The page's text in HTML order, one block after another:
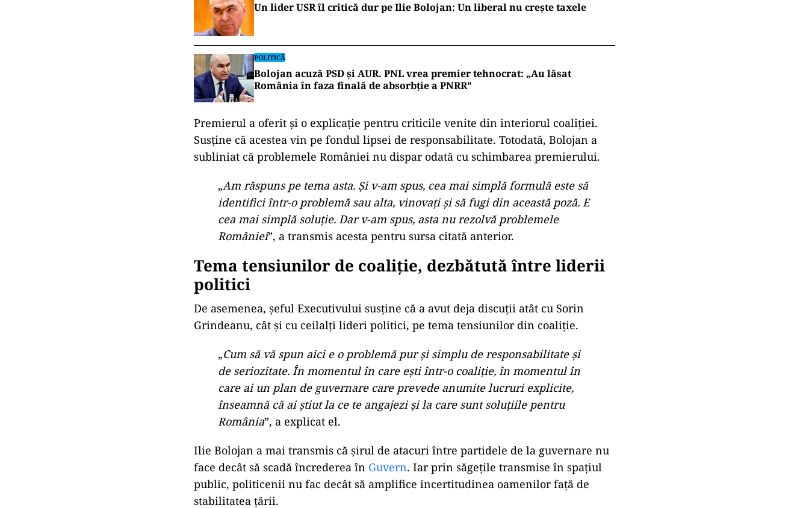
Un lider USR îl critică dur pe Ilie Bolojan: Un liberal nu crește taxele
POLITICĂ
Bolojan acuză PSD și AUR. PNL vrea premier tehnocrat: „Au lăsat
România în faza finală de absorbţie a PNRR”
Premierul a oferit și o explicație pentru criticile venite din interiorul coaliției.
Susține că acestea vin pe fondul lipsei de responsabilitate. Totodată, Bolojan a
subliniat că problemele României nu dispar odată cu schimbarea premierului.
„Am răspuns pe tema asta. Și v-am spus, cea mai simplă formulă este să
identifici într-o problemă sau alta, vinovați și să fugi din această poză. E
cea mai simplă soluție. Dar v-am spus, asta nu rezolvă problemele
României”, a transmis acesta pentru sursa citată anterior.
Tema tensiunilor de coaliție, dezbătută între liderii
politici
De asemenea, șeful Executivului susține că a avut deja discuții atât cu Sorin
Grindeanu, cât și cu ceilalți lideri politici, pe tema tensiunilor din coaliție.
„Cum să vă spun aici e o problemă pur și simplu de responsabilitate și
de seriozitate. În momentul în care ești într-o coaliție, în momentul în
care ai un plan de guvernare care prevede anumite lucruri explicite,
înseamnă că ai știut la ce te angajezi și la care sunt soluțiile pentru
România”, a explicat el.
Ilie Bolojan a mai transmis că șirul de atacuri între partidele de la guvernare nu
face decât să scadă încrederea în Guvern. Iar prin săgețile transmise în spațiul
public, politicenii nu fac decât să amplifice incertitudinea oamenilor față de
stabilitatea țării.